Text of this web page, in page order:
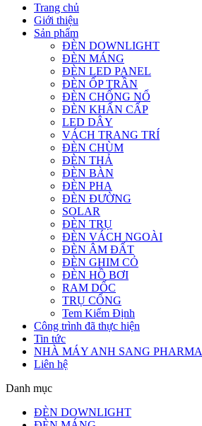
Trang chủ
Giới thiệu
Sản phẩm
ĐÈN DOWNLIGHT
ĐÈN MÁNG
ĐÈN LED PANEL
ĐÈN ỐP TRẦN
ĐÈN CHỐNG NỔ
ĐÈN KHẨN CẤP
LED DÂY
VÁCH TRANG TRÍ
ĐÈN CHÙM
ĐÈN THẢ
ĐÈN BÀN
ĐÈN PHA
ĐÈN ĐƯỜNG
SOLAR
ĐÈN TRỤ
ĐÈN VÁCH NGOÀI
ĐÈN ÂM ĐẤT
ĐÈN GHIM CỎ
ĐÈN HỒ BƠI
RAM DỐC
TRỤ CỔNG
Tem Kiểm Định
Công trình đã thực hiện
Tin tức
NHÀ MÁY ANH SANG PHARMA
Liên hệ
Danh mục
ĐÈN DOWNLIGHT